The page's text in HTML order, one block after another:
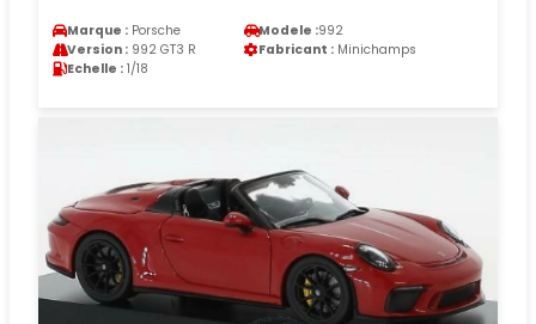
Marque : Porsche Modele :992
Version : 992 GT3 R Fabricant : Minichamps
Echelle : 1/18